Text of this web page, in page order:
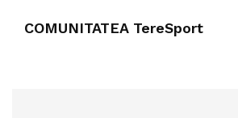
COMUNITATEA TereSport